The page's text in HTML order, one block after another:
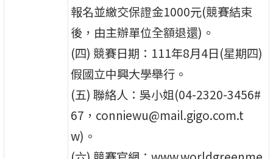
報名並繳交保證金1000元(競賽結束
後，由主辦單位全額退還)。
(四) 競賽日期：111年8月4日(星期四)
假國立中興大學舉行。
(五) 聯絡人：吳小姐(04-2320-3456#
67，conniewu@mail.gigo.com.t
w)。